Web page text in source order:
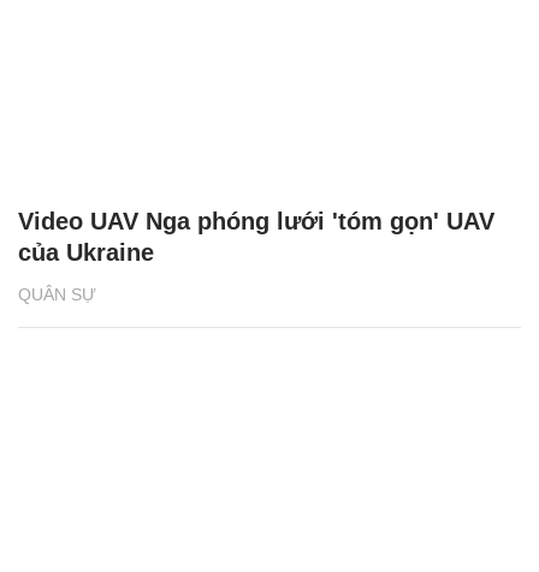
QUÂN SỰ
Video UAV Nga phóng lưới 'tóm gọn' UAV
của Ukraine